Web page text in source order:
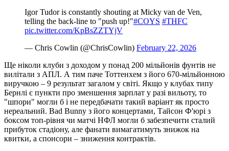
Igor Tudor is constantly shouting at Micky van de Ven,
telling the back-line to "push up!"#COYS #THFC
pic.twitter.com/KpBsZZTYjV
— Chris Cowlin (@ChrisCowlin) February 22, 2026
Ще ніколи клуби з доходом у понад 200 мільйонів фунтів не
вилітали з АПЛ. А тим паче Тоттенхем з його 670-мільйонною
виручкою – 9 результат загалом у світі. Якщо у клубах типу
Бернлі є пункти про зменшення зарплат у разі вильоту, то
"шпори" могли б і не передбачати такий варіант як просто
нереальний. Bad Bunny з його концертами, Тайсон Ф'юрі з
боксом топ-рівня чи матчі НФЛ могли б забезпечити сталий
прибуток стадіону, але фанати вимагатимуть знижок на
квитки, а спонсори – зниження контрактів.